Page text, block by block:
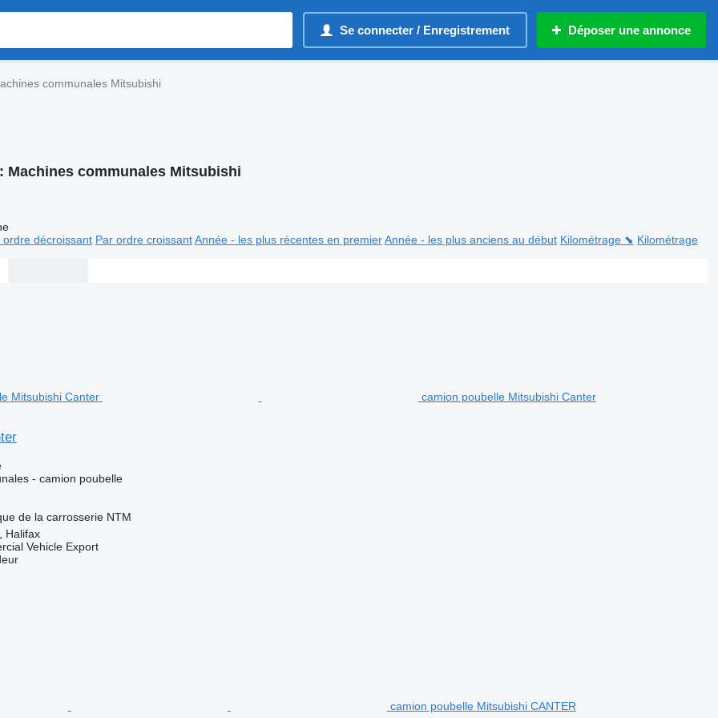
Se connecter / Enregistrement Déposer une annonce
communales Mitsubishi
Machines communales Mitsubishi
ordre décroissant Par ordre croissant Année - les plus récentes en premier Année - les plus anciens au début Kilométrage ⬊ Kilométrage
camion poubelle Mitsubishi Canter
- camion poubelle
de la carrosserie NTM
Halifax
Vehicle Export
camion poubelle Mitsubishi CANTER